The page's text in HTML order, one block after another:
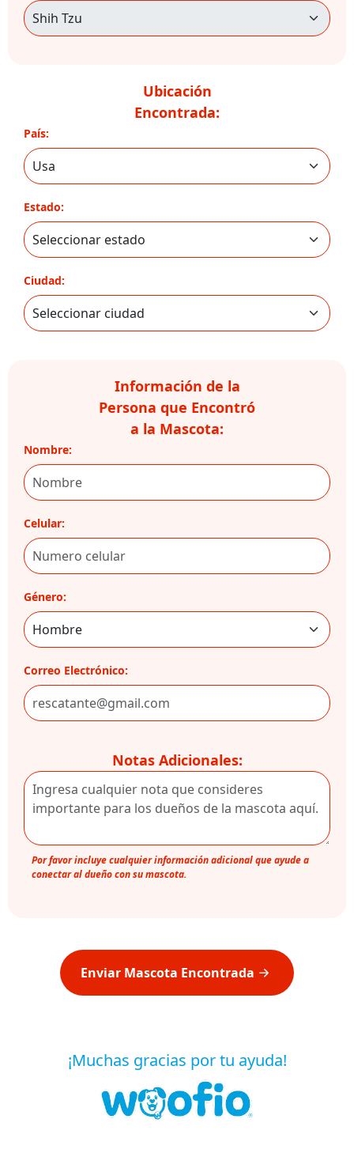
Ubicación
Encontrada:
País:
Estado:
Ciudad:
Información de la
Persona que Encontró
a la Mascota:
Nombre:
Celular:
Género:
Correo Electrónico:
Notas Adicionales:
Por favor incluye cualquier información adicional que ayude a
conectar al dueño con su mascota.
Enviar Mascota Encontrada
¡Muchas gracias por tu ayuda!